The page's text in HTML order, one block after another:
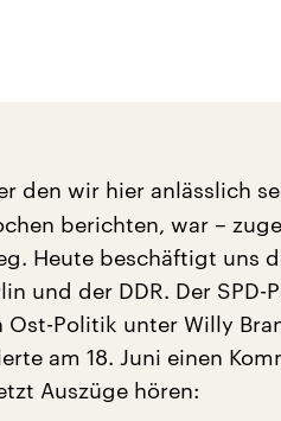
den wir hier anlässlich
berichten, war –
Heute beschäftigt uns
und der DDR. Der SPD-
Politik unter Willy
am 18. Juni einen
Auszüge hören: